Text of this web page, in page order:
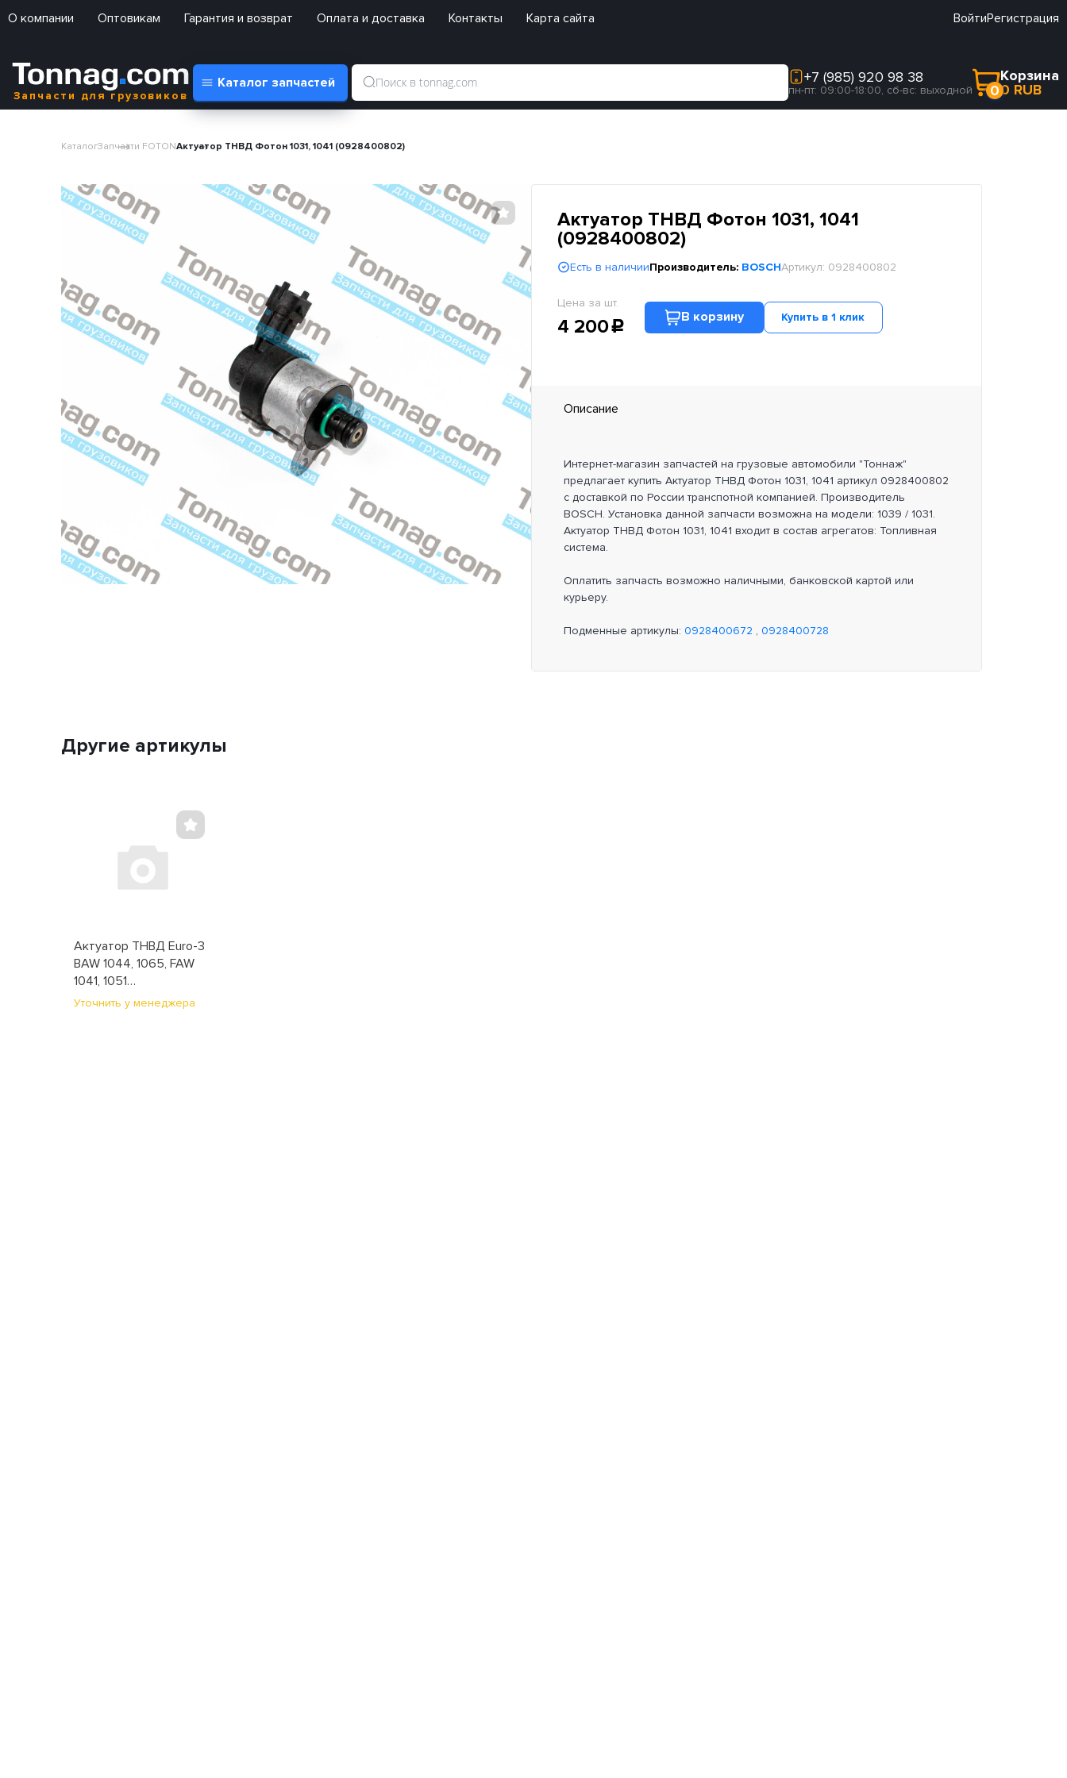
О компании Оптовикам Гарантия и возврат Оплата и доставка Контакты Карта сайта ВойтиРегистрация
Запчасти для грузовиков
Каталог запчастей +7 (985) 920 98 38
пн-пт: 09:00-18:00, сб-вс: выходной 0
Корзина
0 RUB
КаталогЗапчасти FOTONАктуатор ТНВД Фотон 1031, 1041 (0928400802)
Актуатор ТНВД Фотон 1031, 1041
(0928400802)
Есть в наличииПроизводитель: BOSCHАртикул: 0928400802
Цена за шт.
4 200c
В корзину Купить в 1 клик
Описание
Интернет-магазин запчастей на грузовые автомобили "Тоннаж"
предлагает купить Актуатор ТНВД Фотон 1031, 1041 артикул 0928400802
с доставкой по России транспотной компанией. Производитель
BOSCH. Установка данной запчасти возможна на модели: 1039 / 1031.
Актуатор ТНВД Фотон 1031, 1041 входит в состав агрегатов: Топливная
система.
Оплатить запчасть возможно наличными, банковской картой или
курьеру.
Подменные артикулы: 0928400672 , 0928400728
Другие артикулы
Актуатор ТНВД Euro-3
BAW 1044, 1065, FAW
1041, 1051
(0928400672)
Уточнить у менеджера